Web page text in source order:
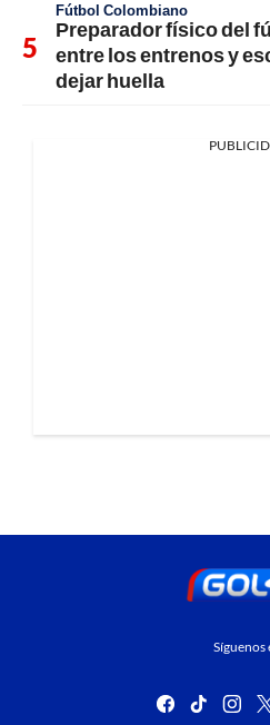
Fútbol Colombiano
Preparador físico del
entre los entrenos y
dejar huella
Síguenos
facebook
tiktok